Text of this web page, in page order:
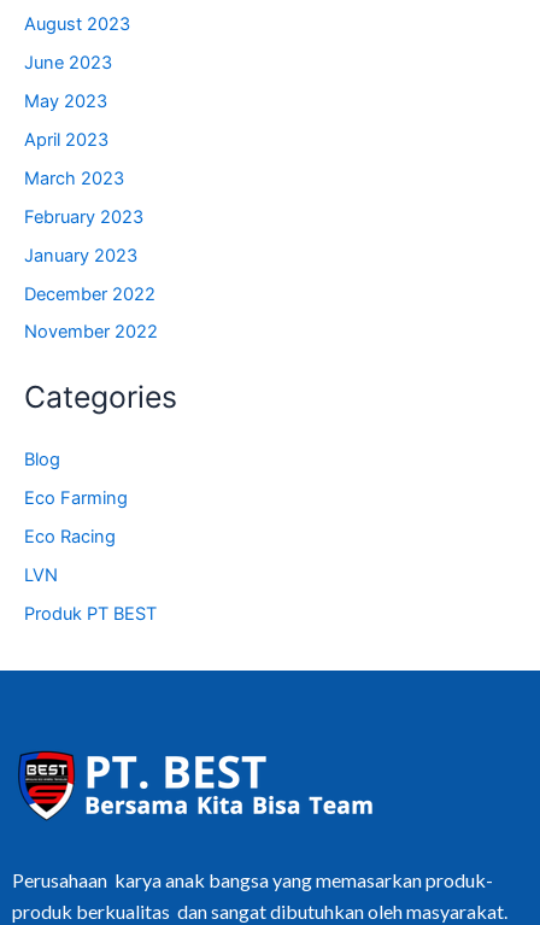
August 2023
June 2023
May 2023
April 2023
March 2023
February 2023
January 2023
December 2022
November 2022
Categories
Blog
Eco Farming
Eco Racing
LVN
Produk PT BEST
Perusahaan karya anak bangsa yang memasarkan produk-
produk berkualitas dan sangat dibutuhkan oleh masyarakat.